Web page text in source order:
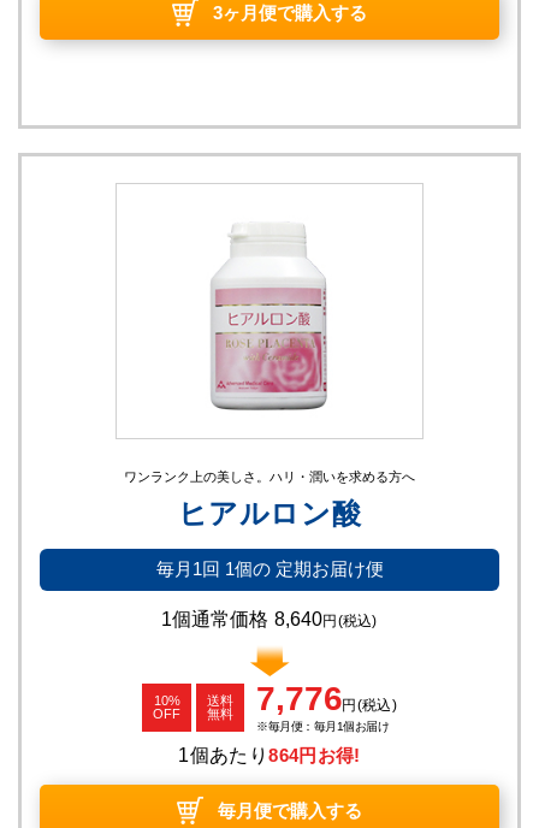
3ヶ月便で購入する
ワンランク上の美しさ。ハリ・潤いを求める方へ
ヒアルロン酸
毎月1回 1個の定期お届け便
1個通常価格 8,640円(税込)
10%
OFF
送料
無料
7,776円(税込)
毎月便：毎月1個お届け
1個あたり864円お得!
毎月便で購入する